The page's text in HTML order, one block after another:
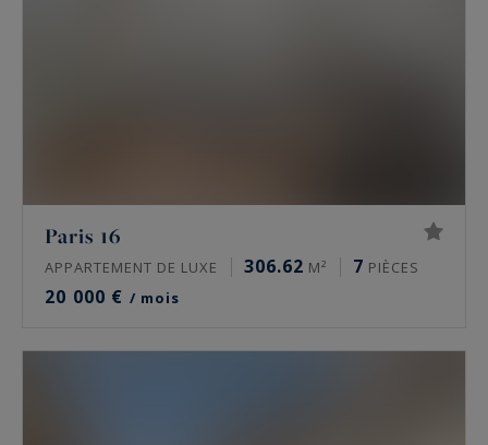
Paris 16
APPARTEMENT DE LUXE 306.62 M² 7 PIÈCES
20 000 € / mois